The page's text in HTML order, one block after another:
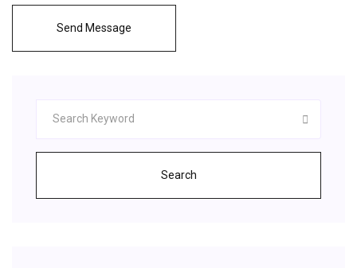
Send Message
Search